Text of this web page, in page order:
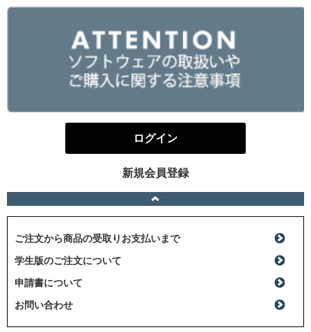
ログイン
新規会員登録
ご注文から商品の受取りお支払いまで
学生版のご注文について
申請書について
お問い合わせ